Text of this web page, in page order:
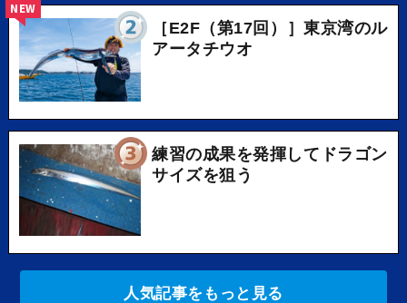
［E2F（第17回）］東京湾のル
アータチウオ
NEW
練習の成果を発揮してドラゴン
サイズを狙う
人気記事をもっと見る